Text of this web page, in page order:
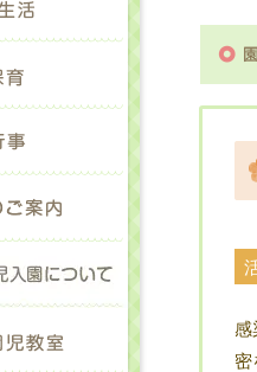
感
密
満３歳児入園